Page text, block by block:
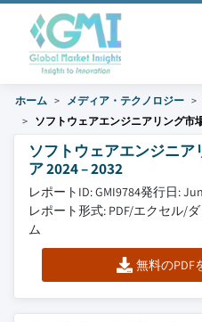
ホーム メディア・テクノロジー
ソフトウェアエンジニアリング市
ソフトウェアエンジニア
ア 2024 – 2032
レポートID: GMI9784発行日:
レポート形式: PDF/エクセル/
ム
無料のPDF